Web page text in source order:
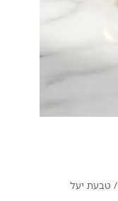
/ טבעת יעל